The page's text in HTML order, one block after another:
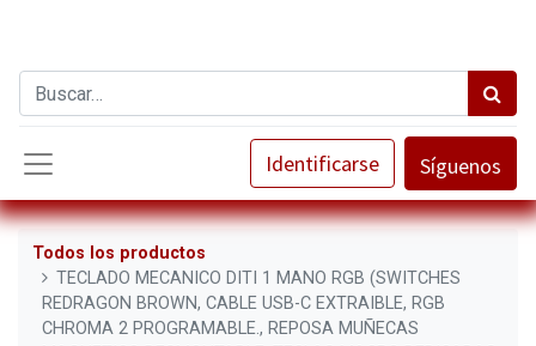
Identificarse Síguenos
Todos los productos
TECLADO MECANICO DITI 1 MANO RGB (SWITCHES
REDRAGON BROWN, CABLE USB-C EXTRAIBLE, RGB
CHROMA 2 PROGRAMABLE., REPOSA MUÑECAS